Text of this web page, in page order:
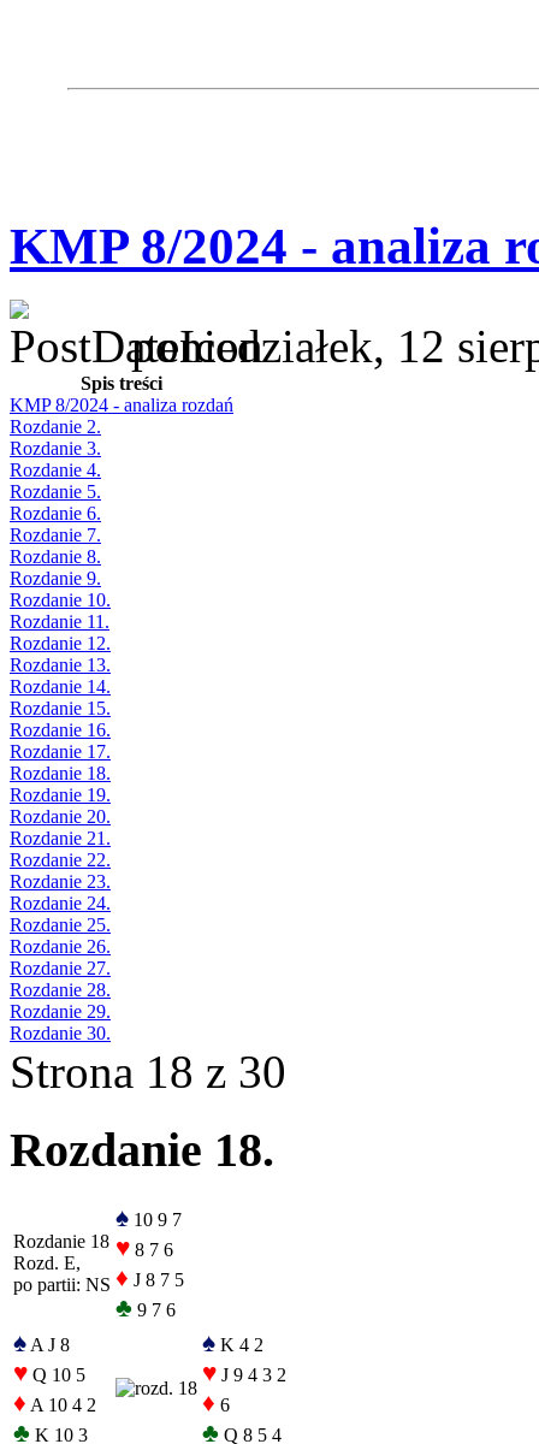
KMP 8/2024 - analiza
poniedziałek, 12
Spis treści
KMP 8/2024 - analiza rozdań
Rozdanie 2.
Rozdanie 3.
Rozdanie 4.
Rozdanie 5.
Rozdanie 6.
Rozdanie 7.
Rozdanie 8.
Rozdanie 9.
Rozdanie 10.
Rozdanie 11.
Rozdanie 12.
Rozdanie 13.
Rozdanie 14.
Rozdanie 15.
Rozdanie 16.
Rozdanie 17.
Rozdanie 18.
Rozdanie 19.
Rozdanie 20.
Rozdanie 21.
Rozdanie 22.
Rozdanie 23.
Rozdanie 24.
Rozdanie 25.
Rozdanie 26.
Rozdanie 27.
Rozdanie 28.
Rozdanie 29.
Rozdanie 30.
Strona 18 z 30
Rozdanie 18.
Rozdanie 18
Rozd. E,
po partii: NS
♠ 10 9 7
♥ 8 7 6
♦ J 8 7 5
♣ 9 7 6
♠ A J 8
♥ Q 10 5
♦ A 10 4 2
♣ K 10 3
♠ K 4 2
♥ J 9 4 3 2
♦ 6
♣ Q 8 5 4